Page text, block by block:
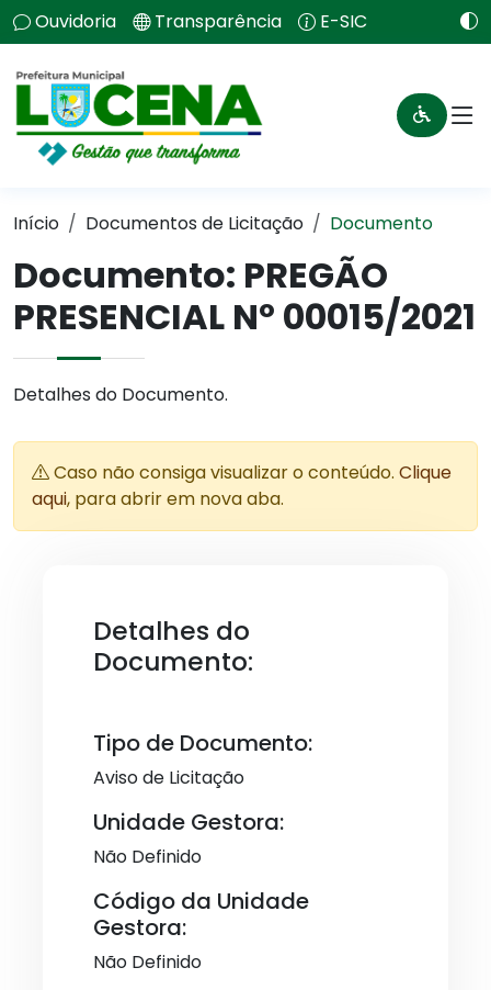
Ouvidoria Transparência E-SIC
Início Documentos de Licitação Documento
Documento: PREGÃO
PRESENCIAL Nº 00015/2021
Detalhes do Documento.
Caso não consiga visualizar o conteúdo. Clique
aqui, para abrir em nova aba.
Detalhes do
Documento:
Tipo de Documento:
Aviso de Licitação
Unidade Gestora:
Não Definido
Código da Unidade
Gestora:
Não Definido